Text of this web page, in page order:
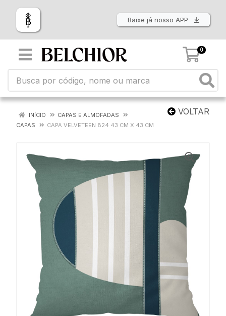
Baixe já nosso APP
0
VOLTAR
INÍCIO
CAPAS E ALMOFADAS
CAPAS
CAPA VELVETEEN 824 43 CM X 43 CM